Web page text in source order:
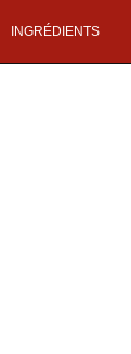
INGRÉDIENTS